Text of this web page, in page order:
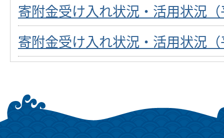
寄附金受け入れ状況・活用状況
寄附金受け入れ状況・活用状況